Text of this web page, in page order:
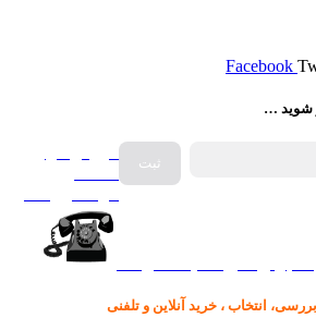
Facebook
شوید …
فروش انواع
انتخاب ، خرید آنلاین و تلفنی